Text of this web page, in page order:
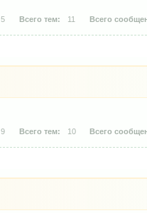
5 11
9 10